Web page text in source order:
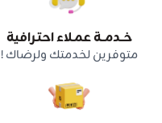
خــدمــة عمـلاء احتـرافية
متوفرين لخدمتك ولرضاك !